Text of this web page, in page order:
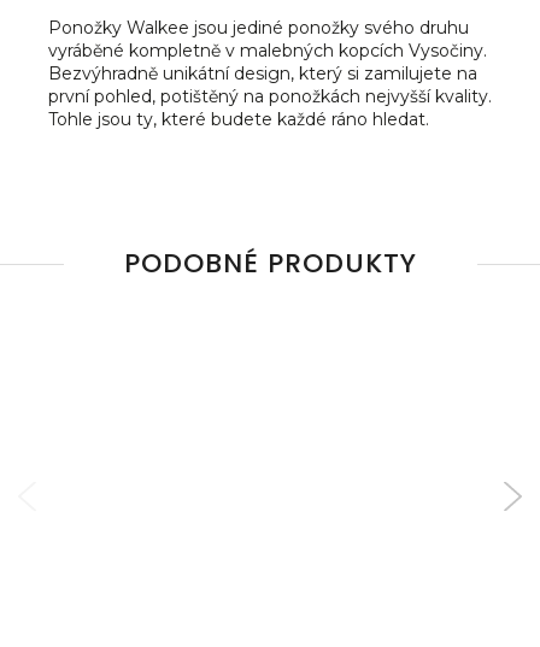
Ponožky Walkee jsou jediné ponožky svého druhu
vyráběné kompletně v malebných kopcích Vysočiny.
Bezvýhradně unikátní design, který si zamilujete na
první pohled, potištěný na ponožkách nejvyšší kvality.
Tohle jsou ty, které budete každé ráno hledat.
PODOBNÉ PRODUKTY